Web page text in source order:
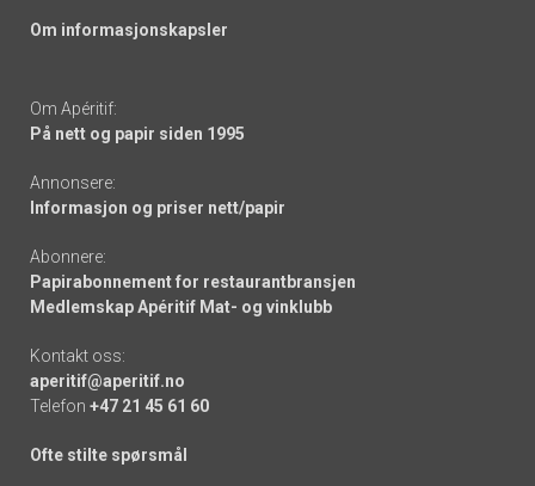
Om informasjonskapsler
Om Apéritif:
På nett og papir siden 1995
Annonsere:
Informasjon og priser nett/papir
Abonnere:
Papirabonnement for restaurantbransjen
Medlemskap Apéritif Mat- og vinklubb
Kontakt oss:
aperitif@aperitif.no
Telefon +47 21 45 61 60
Ofte stilte spørsmål